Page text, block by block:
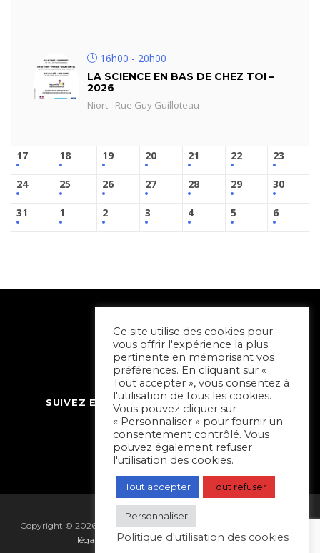
16h00 - 20h00
LA SCIENCE EN BAS DE CHEZ TOI –
2026
Niort - Rue Guy Guilloteau
17 18 19 20 21 22 23
24 25 26 27 28 29 30
31 1 2 3 4 5 6
SUIVEZ ET CONTACTEZ SORTIR À NIORT
Copyright © 2026 Sortir à Niort | réalisé par
légales
Gestion des cookies|Plan du site
Ce site utilise des cookies pour
vous offrir l'expérience la plus
pertinente en mémorisant vos
préférences. En cliquant sur «
Tout accepter », vous consentez à
l'utilisation de tous les cookies.
Vous pouvez cliquer sur
« Personnaliser » pour fournir un
consentement contrôlé. Vous
pouvez également refuser
l'utilisation des cookies.
Tout accepter Tout refuser
Personnaliser
Politique d'utilisation des cookies